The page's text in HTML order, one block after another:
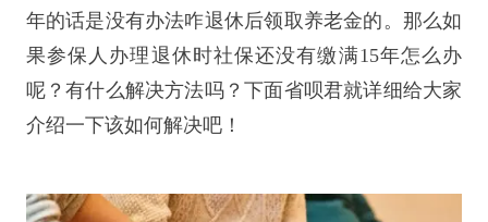
年的话是没有办法咋退休后领取养老金的。那么如
果参保人办理退休时社保还没有缴满15年怎么办
呢？有什么解决方法吗？下面省呗君就详细给大家
介绍一下该如何解决吧！